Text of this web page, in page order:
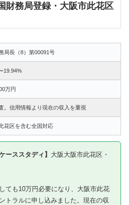
財務局登録・大阪市此花区
局長（8）第00091号
19.94%
万円
。信用情報より現在の収入を重視
花区を含む全国対応
ーススタディ】 大阪大阪市此花区・
ても10万円必要になり、大阪市此花
トラルに申し込みました。現在の収